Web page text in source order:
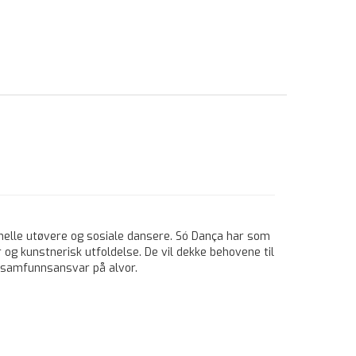
utøvere og sosiale dansere. Só Dança har som
kunstnerisk utfoldelse. De vil dekke behovene til
på alvor.